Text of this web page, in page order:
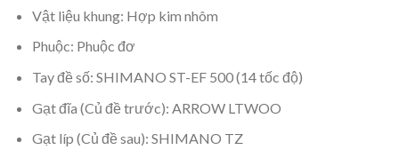
Vật liệu khung: Hợp kim nhôm
Phuộc: Phuộc đơ
Tay đề số: SHIMANO ST-EF 500 (14 tốc độ)
Gạt đĩa (Củ đề trước): ARROW LTWOO
Gạt líp (Củ đề sau): SHIMANO TZ